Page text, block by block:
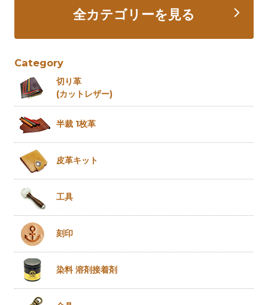
全カテゴリーを見る
Category
切り革
(カットレザー)
半裁 1枚革
皮革キット
工具
刻印
染料 溶剤接着剤